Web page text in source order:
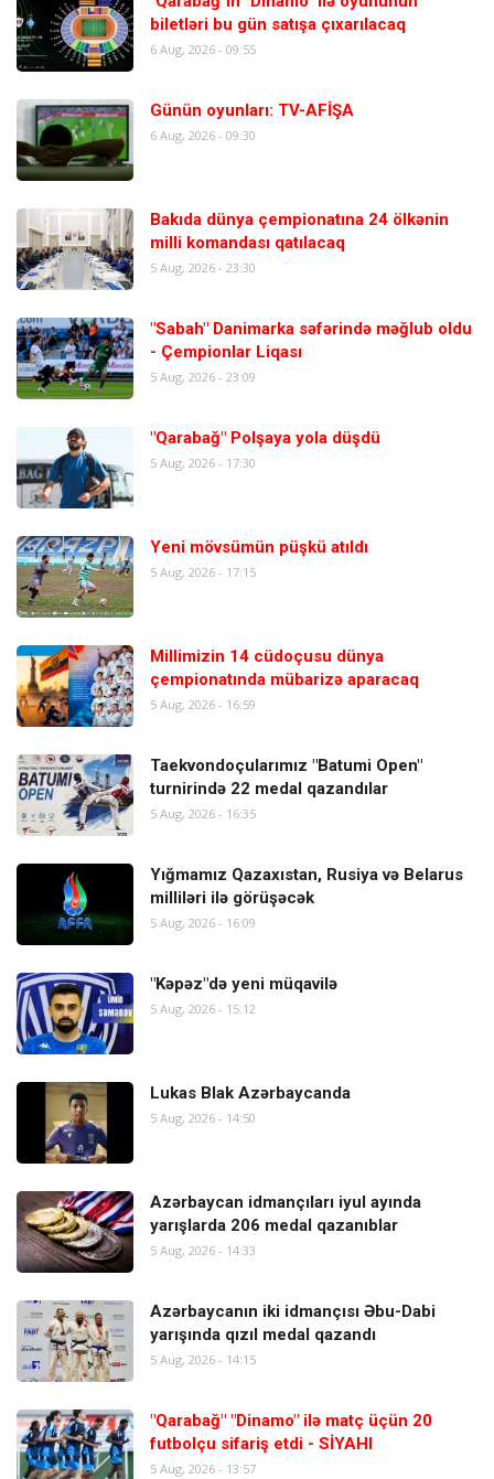
biletləri bu gün satışa çıxarılacaq
6 Aug, 2026 - 09:55
Günün oyunları: TV-AFİŞA
6 Aug, 2026 - 09:30
Bakıda dünya çempionatına 24 ölkənin
milli komandası qatılacaq
5 Aug, 2026 - 23:30
"Sabah" Danimarka səfərində məğlub oldu
- Çempionlar Liqası
5 Aug, 2026 - 23:09
"Qarabağ" Polşaya yola düşdü
5 Aug, 2026 - 17:30
Yeni mövsümün püşkü atıldı
5 Aug, 2026 - 17:15
Millimizin 14 cüdoçusu dünya
çempionatında mübarizə aparacaq
5 Aug, 2026 - 16:59
Taekvondoçularımız "Batumi Open"
turnirində 22 medal qazandılar
5 Aug, 2026 - 16:35
Yığmamız Qazaxıstan, Rusiya və Belarus
milliləri ilə görüşəcək
5 Aug, 2026 - 16:09
"Kəpəz"də yeni müqavilə
5 Aug, 2026 - 15:12
Lukas Blak Azərbaycanda
5 Aug, 2026 - 14:50
Azərbaycan idmançıları iyul ayında
yarışlarda 206 medal qazanıblar
5 Aug, 2026 - 14:33
Azərbaycanın iki idmançısı Əbu-Dabi
yarışında qızıl medal qazandı
5 Aug, 2026 - 14:15
"Qarabağ" "Dinamo" ilə matç üçün 20
futbolçu sifariş etdi - SİYAHI
5 Aug, 2026 - 13:57